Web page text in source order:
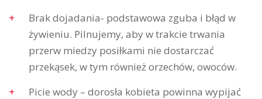
Brak dojadania- podstawowa zguba i błąd w
żywieniu. Pilnujemy, aby w trakcie trwania
przerw miedzy posiłkami nie dostarczać
przekąsek, w tym również orzechów, owoców.
Picie wody – dorosła kobieta powinna wypijać